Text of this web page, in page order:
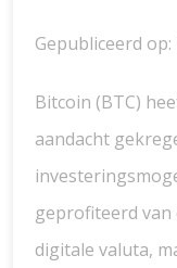
Gepubliceerd
Bitcoin (BTC)
aandacht
geprofiteerd van
digitale valuta,